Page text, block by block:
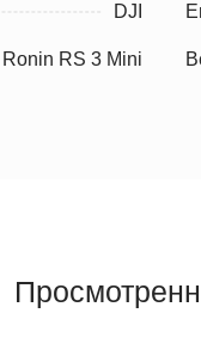
DJI
Ronin RS 3 Mini